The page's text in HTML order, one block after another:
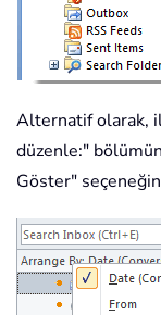
Alternatif olarak,
düzenle:"
Göster"